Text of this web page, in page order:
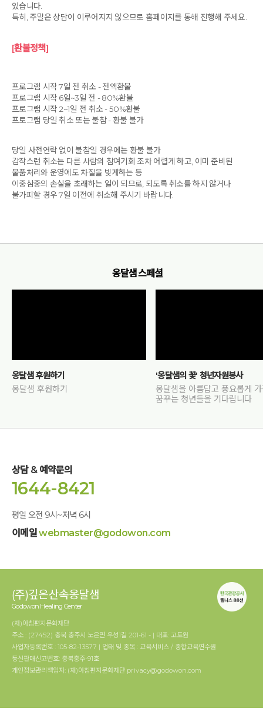
있습니다.
특히, 주말은 상담이 이루어지지 않으므로 홈페이지를 통해 진행해 주세요.
[환불정책]
프로그램 시작 7일 전 취소 - 전액환불
프로그램 시작 6일~3일 전 - 80%환불
프로그램 시작 2~1일 전 취소 - 50%환불
프로그램 당일 취소 또는 불참 - 환불 불가
당일 사전연락 없이 불참일 경우에는 환불 불가
갑작스런 취소는 다른 사람의 참여기회 조차 어렵게 하고, 이미 준비된
물품처리와 운영에도 차질을 빚게하는 등
이중삼중의 손실을 초래하는 일이 되므로, 되도록 취소를 하지 않거나
불가피할 경우 7일 이전에 취소해 주시기 바랍니다.
옹달샘 스페셜
옹달샘 후원하기
옹달샘 후원하기
'옹달샘의 꽃' 청년자원봉사
옹달샘을 아름답고 풍요롭게
꿈꾸는 청년들을 기다립니다
상담 & 예약문의
1644-8421
평일 오전 9시~저녁 6시
이메일webmaster@godowon.com
(주)깊은산속옹달샘
Godowon Healing Center
(재)아침편지문화재단
주소 : (27452) 충북 충주시 노은면 우성1길 201-61 - | 대표: 고도원
사업자등록번호 : 105-82-13577 | 업태 및 종목 : 교육서비스 / 종합교육연수원
통신판매신고번호: 충북충주-91호
개인정보관리책임자: (재)아침편지문화재단 privacy@godowon.com